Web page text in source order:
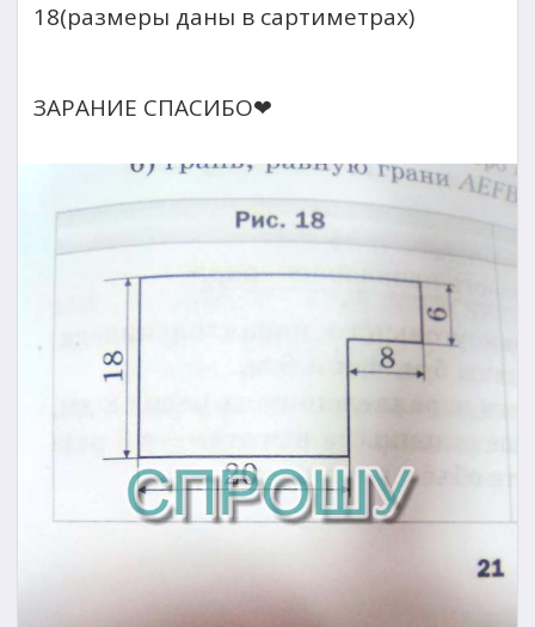
18(размеры даны в сартиметрах)
ЗАРАНИЕ СПАСИБО❤